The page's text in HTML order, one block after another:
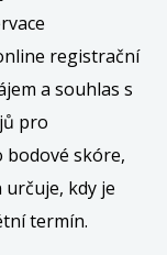
registrační
a souhlas s
pro
bodové skóre,
kdy je
termín.